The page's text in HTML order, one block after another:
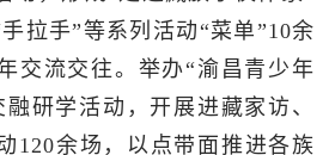
拉手”等系列活动“菜单”10余
交流交往。举办“渝昌青少年
研学活动，开展进藏家访、
120余场，以点带面推进各族